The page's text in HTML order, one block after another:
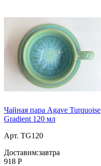
Чайная пара Agave Turquoise
Gradient 120 мл
Арт. TG120
Доставим:завтра
918 Р